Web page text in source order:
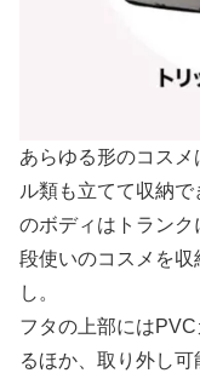
あらゆる形のコス
ル類も立てて収納
のボディはトラン
段使いのコスメを収
し。
フタの上部には
るほか、取り外し可